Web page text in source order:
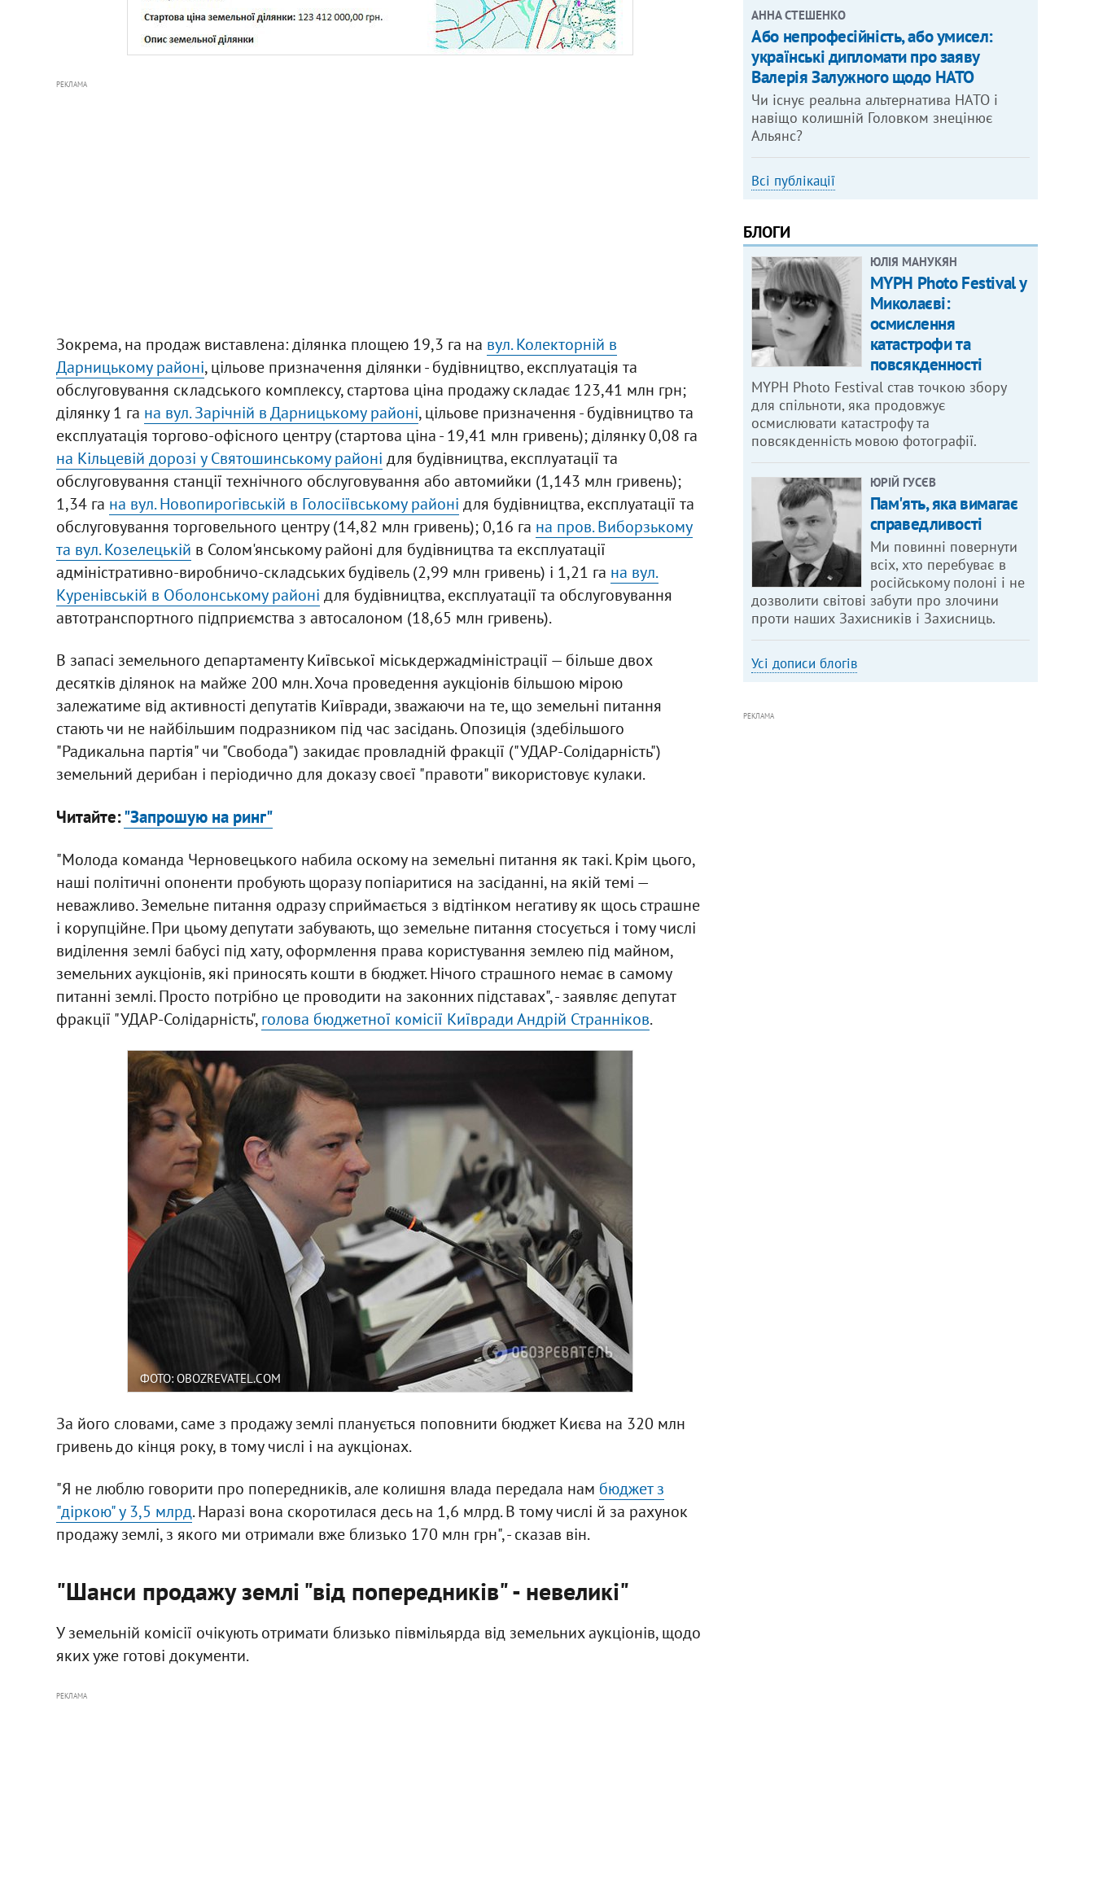
РЕКЛАМА
Зокрема, на продаж виставлена: ділянка площею 19,3 га на вул. Колекторній в
Дарницькому районі, цільове призначення ділянки - будівництво, експлуатація та
обслуговування складського комплексу, стартова ціна продажу складає 123,41 млн грн;
ділянку 1 га на вул. Зарічній в Дарницькому районі, цільове призначення - будівництво та
експлуатація торгово-офісного центру (стартова ціна - 19,41 млн гривень); ділянку 0,08 га
на Кільцевій дорозі у Святошинському районі для будівництва, експлуатації та
обслуговування станції технічного обслуговування або автомийки (1,143 млн гривень);
1,34 га на вул. Новопирогівській в Голосіївському районі для будівництва, експлуатації та
обслуговування торговельного центру (14,82 млн гривень); 0,16 га на пров. Виборзькому
та вул. Козелецькій в Солом'янському районі для будівництва та експлуатації
адміністративно-виробничо-складських будівель (2,99 млн гривень) і 1,21 га на вул.
Куренівській в Оболонському районі для будівництва, експлуатації та обслуговування
автотранспортного підприємства з автосалоном (18,65 млн гривень).
В запасі земельного департаменту Київської міськдержадміністрації — більше двох
десятків ділянок на майже 200 млн. Хоча проведення аукціонів більшою мірою
залежатиме від активності депутатів Київради, зважаючи на те, що земельні питання
стають чи не найбільшим подразником під час засідань. Опозиція (здебільшого
"Радикальна партія" чи "Свобода") закидає провладній фракції ("УДАР-Солідарність")
земельний дерибан і періодично для доказу своєї "правоти" використовує кулаки.
Читайте:"Запрошую на ринг"
"Молода команда Черновецького набила оскому на земельні питання як такі. Крім цього,
наші політичні опоненти пробують щоразу попіаритися на засіданні, на якій темі —
неважливо. Земельне питання одразу сприймається з відтінком негативу як щось страшне
і корупційне. При цьому депутати забувають, що земельне питання стосується і тому числі
виділення землі бабусі під хату, оформлення права користування землею під майном,
земельних аукціонів, які приносять кошти в бюджет. Нічого страшного немає в самому
питанні землі. Просто потрібно це проводити на законних підставах", - заявляє депутат
фракції "УДАР-Солідарність",голова бюджетної комісії Київради Андрій Странніков.
ФОТО: OBOZREVATEL.COM
За його словами, саме з продажу землі планується поповнити бюджет Києва на 320 млн
гривень до кінця року, в тому числі і на аукціонах.
"Я не люблю говорити про попередників, але колишня влада передала нам бюджет з
"діркою"у 3,5 млрд. Наразі вона скоротилася десь на 1,6 млрд. В тому числі й за рахунок
продажу землі, з якого ми отримали вже близько 170 млн грн", - сказав він.
"Шанси продажу землі "від попередників" - невеликі"
У земельній комісії очікують отримати близько півмільярда від земельних аукціонів, щодо
яких уже готові документи.
РЕКЛАМА
АННА СТЕШЕНКО
Або непрофесійність, або умисел:
українські дипломати про заяву
Валерія Залужного щодо НАТО
Чи існує реальна альтернатива НАТО і
навіщо колишній Головком знецінює
Альянс?
Всі публікації
БЛОГИ
ЮЛІЯ МАНУКЯН
MYPH Photo Festival у
Миколаєві:
осмислення
катастрофи та
повсякденності
MYPH Photo Festival став точкою збору
для спільноти, яка продовжує
осмислювати катастрофу та
повсякденність мовою фотографії.
ЮРІЙ ГУСЄВ
Пам'ять, яка вимагає
справедливості
Ми повинні повернути
всіх, хто перебуває в
російському полоні і не
дозволити світові забути про злочини
проти наших Захисників і Захисниць.
Усі дописи блогів
РЕКЛАМА